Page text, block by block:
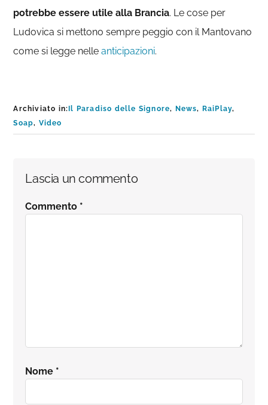
potrebbe essere utile alla Brancia. Le cose per
Ludovica si mettono sempre peggio con il Mantovano
come si legge nelleanticipazioni.
Archiviato in: Il Paradiso delle Signore, News, RaiPlay,
Soap, Video
Interazioni
del
Lascia un commento
Commento *
Nome *